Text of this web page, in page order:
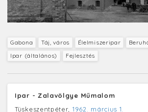
Gabona Táj, város Élelmiszeripar
Ipar (általános)
Fejlesztés
Ipar - Zalavölgye Műmalom
Tüskeszentpéter, 1962. március 1.